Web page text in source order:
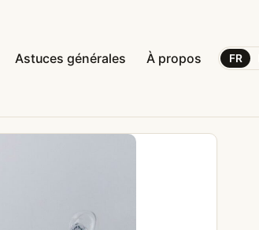
Astuces générales À propos FR